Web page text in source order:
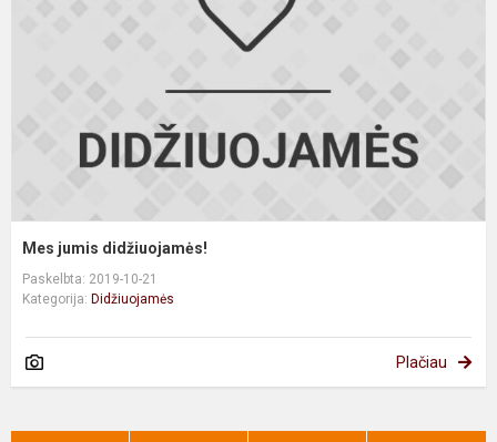
Mes jumis didžiuojamės!
Paskelbta: 2019-10-21
Kategorija: Didžiuojamės
Plačiau